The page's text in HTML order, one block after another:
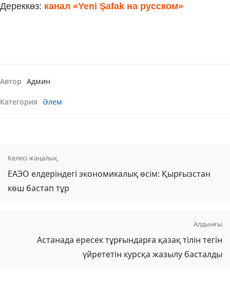
Дереккөз: канал «Yeni Şafak на русском»
Автор Админ
Категория Әлем
Келесі жаңалық
ЕАЭО елдеріндегі экономикалық өсім: Қырғызстан
көш бастап тұр
Алдынғы
Астанада ересек тұрғындарға қазақ тілін тегін
үйрететін курсқа жазылу басталды